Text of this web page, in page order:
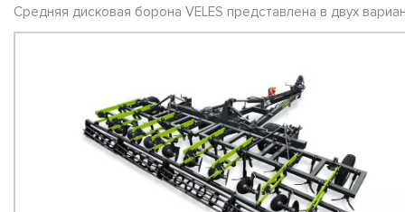
Средняя дисковая борона VELES представлена в двух